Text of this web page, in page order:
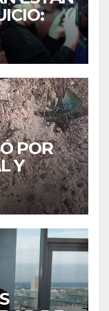
NADA”,
POR
Y